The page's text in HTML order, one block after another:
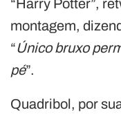
“Harry Potter”,
montagem,
“Único bruxo
pé”.
Quadribol, por